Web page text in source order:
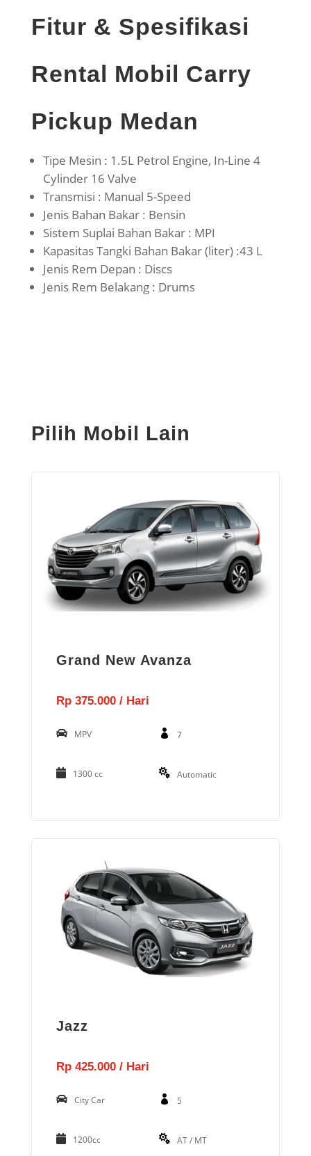
Fitur & Spesifikasi
Rental Mobil Carry
Pickup Medan
Tipe Mesin : 1.5L Petrol Engine, In-Line 4
Cylinder 16 Valve
Transmisi : Manual 5-Speed
Jenis Bahan Bakar : Bensin
Sistem Suplai Bahan Bakar : MPI
Kapasitas Tangki Bahan Bakar (liter) :43 L
Jenis Rem Depan : Discs
Jenis Rem Belakang : Drums
Pilih Mobil Lain
Grand New Avanza
Rp 375.000 / Hari
MPV 7
1300 cc Automatic
Jazz
Rp 425.000 / Hari
City Car 5
1200cc AT / MT